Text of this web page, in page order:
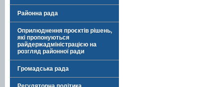
Районна рада
Оприлюднення проєктів рішень,
які пропонуються
райдержадміністрацією на
розгляд районної ради
Громадська рада